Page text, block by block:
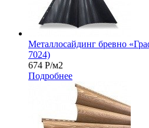
Металлосайдинг бревно
7024)
674 Р/м2
Подробнее